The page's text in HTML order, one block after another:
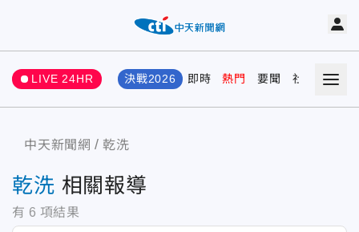
LIVE 24HR 決戰2026 即時 熱門 要聞 社會 娛樂
中天新聞網 乾洗
乾洗 相關報導
有 6 項結果